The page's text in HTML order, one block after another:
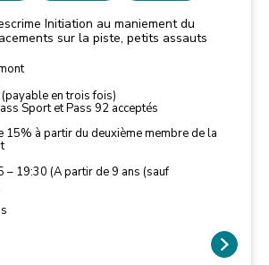
du
sur la piste, petits assauts
en trois fois)
Sport et Pass 92 acceptés
15% à partir du deuxième membre de la
– 19:30 (A partir de 9 ans (sauf